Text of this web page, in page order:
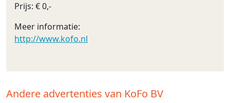
Prijs: € 0,-
Meer informatie:
http://www.kofo.nl
Andere advertenties van KoFo BV